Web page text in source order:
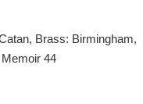
Brass: Birmingham,
Memoir 44